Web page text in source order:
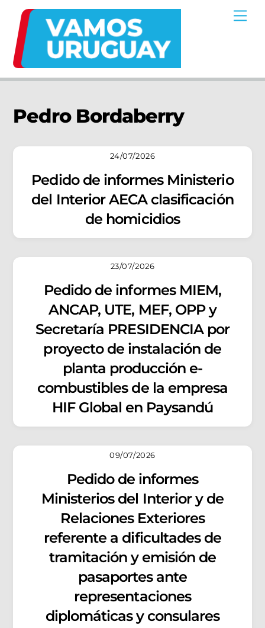
content
Pedro Bordaberry
24/07/2026
Pedido de informes Ministerio
del Interior AECA clasificación
de homicidios
23/07/2026
Pedido de informes MIEM,
ANCAP, UTE, MEF, OPP y
Secretaría PRESIDENCIA por
proyecto de instalación de
planta producción e-
combustibles de la empresa
HIF Global en Paysandú
09/07/2026
Pedido de informes
Ministerios del Interior y de
Relaciones Exteriores
referente a dificultades de
tramitación y emisión de
pasaportes ante
representaciones
diplomáticas y consulares